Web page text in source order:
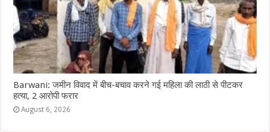
Barwani: जमीन विवाद में बीच-बचाव करने गई महिला की लाठी से पीटकर
हत्या, 2 आरोपी फरार
August 6, 2026